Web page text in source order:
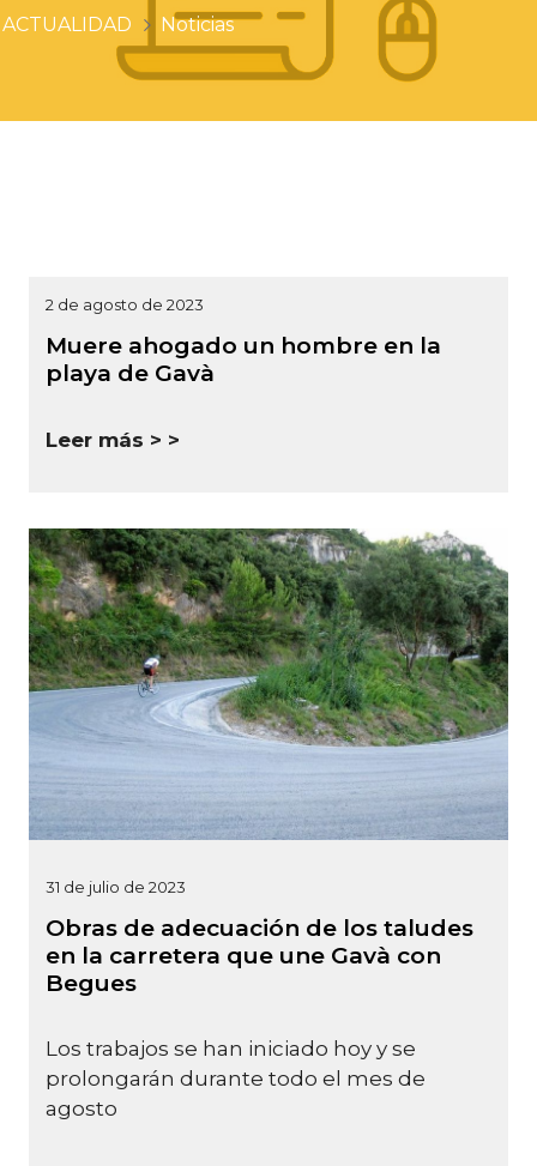
ACTUALIDAD Noticias
2 de agosto de 2023
Muere ahogado un hombre en la
playa de Gavà
Leer más >
31 de julio de 2023
Obras de adecuación de los taludes
en la carretera que une Gavà con
Begues
Los trabajos se han iniciado hoy y se
prolongarán durante todo el mes de
agosto